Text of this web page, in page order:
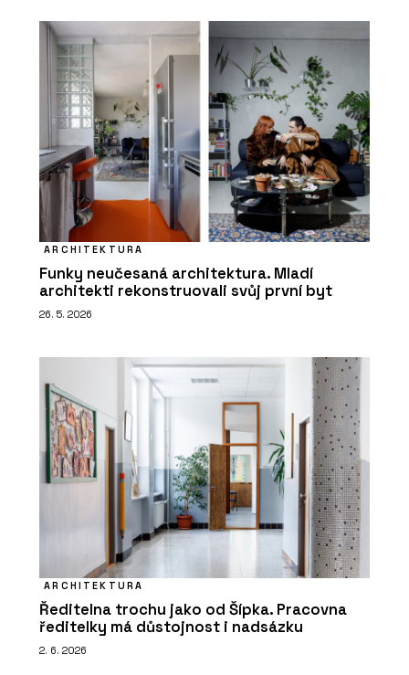
ARCHITEKTURA
Funky neučesaná architektura. Mladí
architekti rekonstruovali svůj první byt
26. 5. 2026
ARCHITEKTURA
Ředitelna trochu jako od Šípka. Pracovna
ředitelky má důstojnost i nadsázku
2. 6. 2026